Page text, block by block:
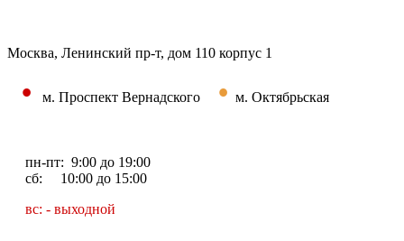
Москва, Ленинский пр-т, дом 110 корпус 1
• м. Проспект Вернадского • м. Октябрьская
пн-пт: 9:00 до 19:00
сб: 10:00 до 15:00
вс: - выходной